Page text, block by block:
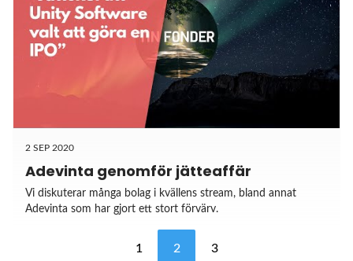
2 SEP 2020
Adevinta genomför jätteaffär
Vi diskuterar många bolag i kvällens stream, bland annat
Adevinta som har gjort ett stort förvärv.
1 2 3